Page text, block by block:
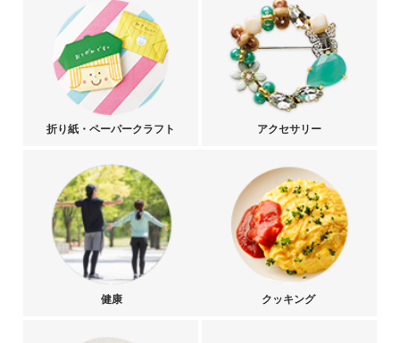
折り紙・ペーパークラフト アクセサリー
健康 クッキング